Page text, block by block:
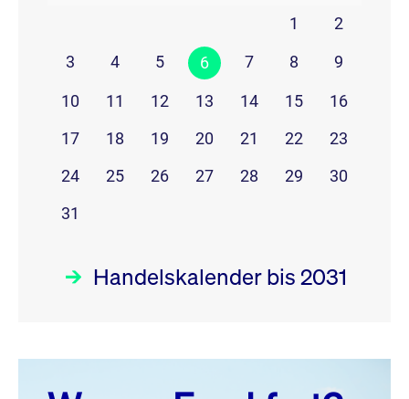
1
2
3
4 5 6 7 8 9
10 11 12 13 14 15
16
17
18 19 20 21 22
23
24
25 26 27 28 29
30
31
Handelskalender bis 2031
August 26